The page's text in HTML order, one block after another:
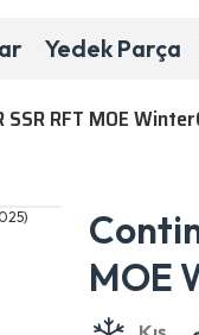
Yedek Parça
RFT MOE
MOE